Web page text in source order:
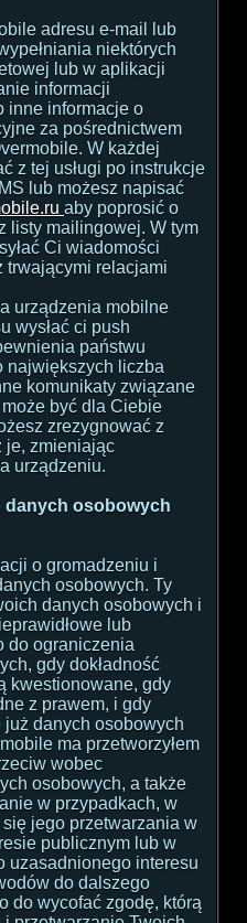
adresu e-mail lub
niektórych
lub w aplikacji
informacji
inne informacje o
za pośrednictwem
W każdej
z tej usługi po instrukcje
lub możesz napisać
aby poprosić o
listy mailingowej. W tym
Ci wiadomości
trwającymi relacjami
urządzenia mobilne
wysłać ci push
państwu
największych liczba
komunikaty związane
być dla Ciebie
zrezygnować z
je, zmieniając
urządzeniu.
danych osobowych
o gromadzeniu i
osobowych. Ty
danych osobowych i
lub
do ograniczenia
gdy dokładność
kwestionowane, gdy
z prawem, i gdy
danych osobowych
ma przetworzyłem
wobec
osobowych, a także
w przypadkach, w
się jego przetwarzania w
publicznym lub w
uzasadnionego interesu
do dalszego
do wycofać zgodę, którą